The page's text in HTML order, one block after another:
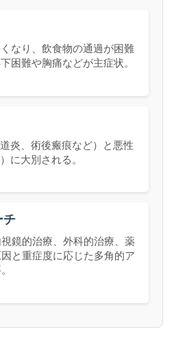
なり、飲食物の通過が困難
困難や胸痛などが主症状。
炎、術後瘢痕など）と悪性
に大別される。
チ
鏡的治療、外科的治療、薬
と重症度に応じた多角的ア